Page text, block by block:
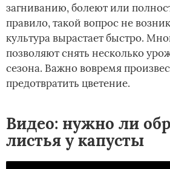
загниванию, болеют или
правило, такой вопрос не
культура вырастает быстро.
позволяют снять несколько
сезона. Важно вовремя
предотвратить цветение.
Видео: нужно ли
листья у капусты